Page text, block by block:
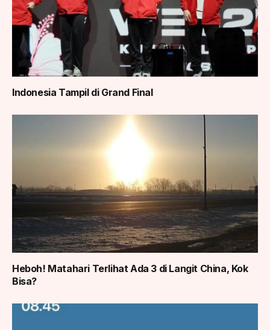
Indonesia Tampil di Grand Final
Heboh! Matahari Terlihat Ada 3 di Langit China, Kok
Bisa?